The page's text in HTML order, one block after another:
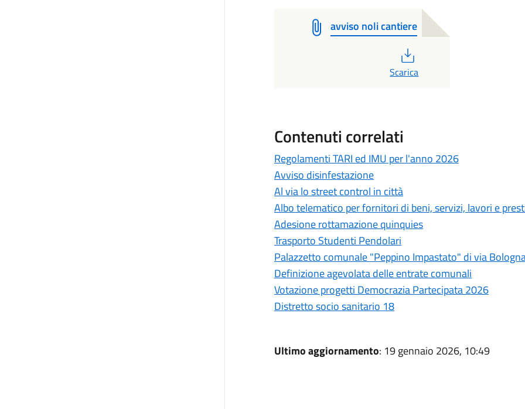
avviso noli cantiere
Scarica
Contenuti correlati
Regolamenti TARI ed IMU per l'anno 2026
Avviso disinfestazione
Al via lo street control in città
Albo telematico per fornitori di beni, servizi, lavori e
Adesione rottamazione quinquies
Trasporto Studenti Pendolari
Palazzetto comunale "Peppino Impastato" di via
Definizione agevolata delle entrate comunali
Votazione progetti Democrazia Partecipata 2026
Distretto socio sanitario 18
Ultimo aggiornamento: 19 gennaio 2026, 10:49